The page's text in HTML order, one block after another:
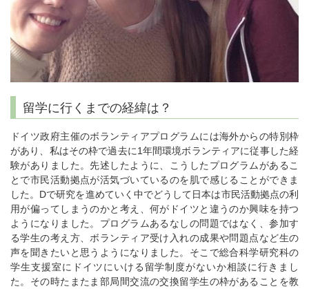
留学に行くまでの経緯は？
ドイツ政府主催のボランティアプログラムには海外からの特別枠
があり、私はその枠で過去に1年間環境ボランティアに従事した経
験がありました。先述したように、こうしたプログラムがあるこ
とで市民活動拠点が活気づいているのを肌で感じることができま
した。Dで研究を進めていく中でどうして日本は市民活動拠点の利
用が偏ってしまうのかと考え、何がドイツと違うのか興味を持つ
ようになりました。プログラムあるなしの問題ではなく、参加す
る学生の考え方、ボランティア受け入れの成果や問題点など生の
声を聞きたいと思うようになりました。そこで総合科学研究科の
学生支援室にドイツにいける留学制度がないか相談に行きまし
た。その時たまたま部局間交流の交換留学生の枠があることを教